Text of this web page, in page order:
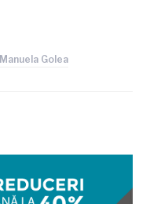
Manuela Golea